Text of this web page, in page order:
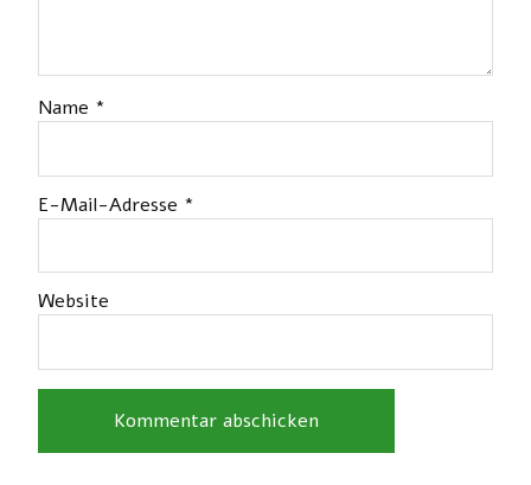
Name *
E-Mail-Adresse *
Website